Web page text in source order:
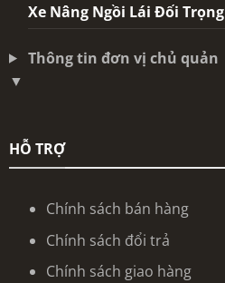
Xe Nâng Ngồi Lái Đối Trọng
Thông tin đơn vị chủ quản
▼
HỖ TRỢ
Chính sách bán hàng
Chính sách đổi trả
Chính sách giao hàng